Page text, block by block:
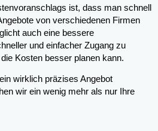
ist, dass man schnell
von verschiedenen Firmen
auch eine bessere
und einfacher Zugang zu
Kosten besser planen kann.
wirklich präzises Angebot
wir ein wenig mehr als nur Ihre